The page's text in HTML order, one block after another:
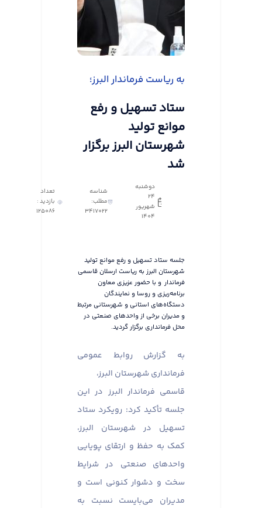
به ریاست فرماندار البرز؛
ستاد تسهیل و رفع
موانع تولید
شهرستان البرز برگزار
شد
دوشنبه
24
شهریور
1404
شناسه
مطلب:
3417022
تعداد
بازدید :
125086
جلسه ستاد تسهیل و رفع موانع تولید
شهرستان البرز به ریاست ارسلان قاسمی
فرماندار و با حضور عزیزی معاون
برنامه‌ریزی و روسا و نمایندگان
دستگاه‌های استانی و شهرستانی مرتبط
و مدیران برخی از واحدهای صنعتی در
محل فرمانداری برگزار گردید.
به گزارش روابط عمومی
فرمانداری شهرستان البرز،
قاسمی فرماندار البرز در این
جلسه تأکید کرد: رویکرد ستاد
تسهیل در شهرستان البرز،
کمک به حفظ و ارتقای پویایی
واحدهای صنعتی در شرایط
سخت و دشوار کنونی است و
مدیران می‌بایست نسبت به